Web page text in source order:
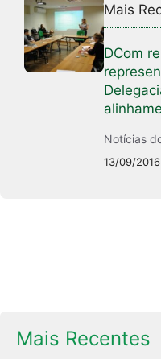
Mais
DCom
Notícias
13/09/2016
Mais Recentes